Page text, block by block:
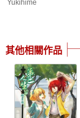
Yukihime
其他相關作品